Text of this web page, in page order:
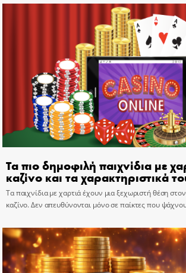
Τα πιο δημοφιλή παιχνίδια με
καζίνο και τα χαρακτηριστικά
Τα παιχνίδια με χαρτιά έχουν μια ξεχωριστή θέση
καζίνο. Δεν απευθύνονται μόνο σε παίκτες που